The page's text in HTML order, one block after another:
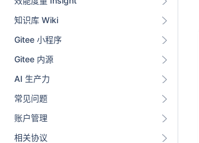
知识库 Wiki
Gitee 小程序
Gitee 内源
AI 生产力
常见问题
账户管理
相关协议